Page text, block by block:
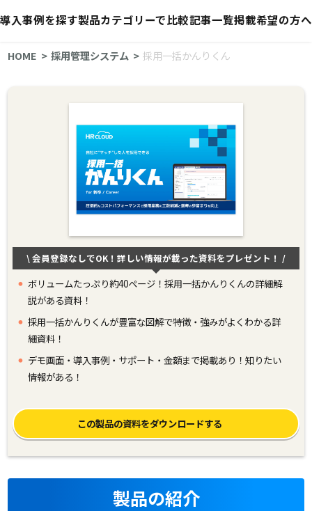
導入事例を探す製品カテゴリーで比較記事一覧掲載希望の方へ
HOME 採用管理システム 採用一括かんりくん
\ 会員登録なしでOK！詳しい情報が載った資料をプレゼント！ /
ボリュームたっぷり約40ページ！採用一括かんりくんの詳細解
説がある資料！
採用一括かんりくんが豊富な図解で特徴・強みがよくわかる詳
細資料！
デモ画面・導入事例・サポート・金額まで掲載あり！知りたい
情報がある！
この製品の資料をダウンロードする
製品の紹介